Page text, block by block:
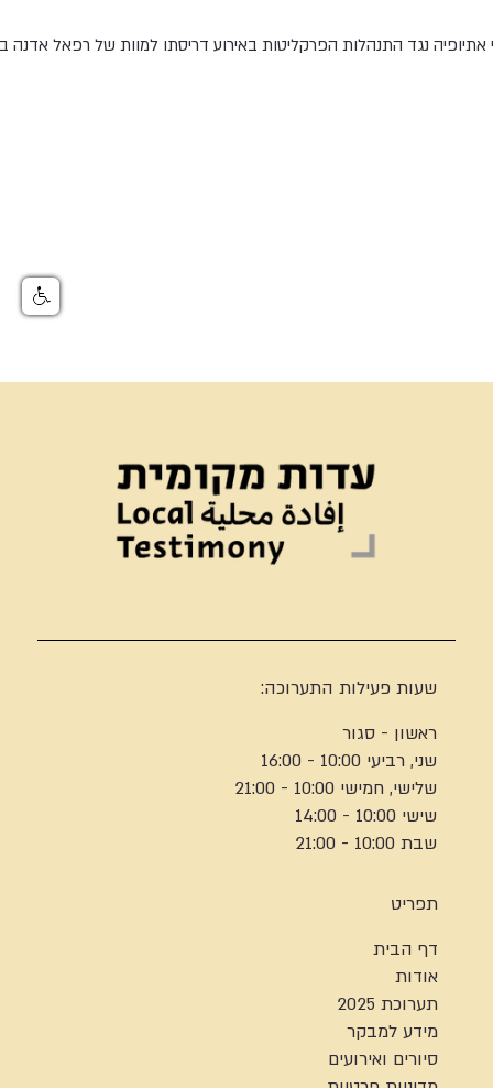
נגד התנהלות הפרקליטות באירוע דריסתו למוות של רפאל אדנה
שעות פעילות התערוכה:
ראשון - סגור
שני, רביעי 10:00 - 16:00
שלישי, חמישי 10:00 - 21:00
שישי 10:00 - 14:00
שבת 10:00 - 21:00
תפריט
דף הבית
אודות
תערוכת 2025
מידע למבקר
סיורים ואירועים